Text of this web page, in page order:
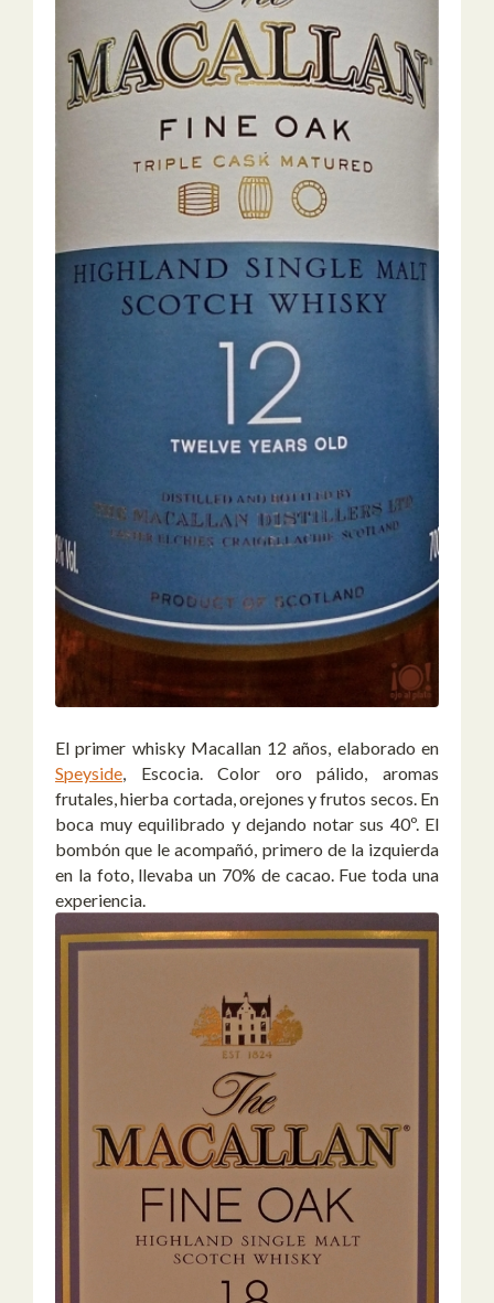
El primer whisky Macallan 12 años, elaborado en
Speyside, Escocia. Color oro pálido, aromas
frutales, hierba cortada, orejones y frutos secos. En
boca muy equilibrado y dejando notar sus 40º. El
bombón que le acompañó, primero de la izquierda
en la foto, llevaba un 70% de cacao. Fue toda una
experiencia.